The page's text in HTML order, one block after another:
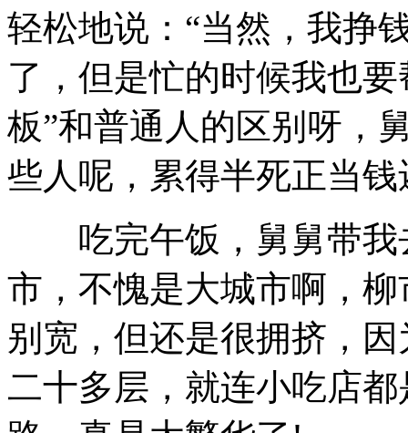
轻松地说：“当然，我挣
了，但是忙的时候我也
板”和普通人的区别呀，
些人呢，累得半死正当
吃完午饭，舅舅带我
市，不愧是大城市啊，
别宽，但还是很拥挤，
二十多层，就连小吃店